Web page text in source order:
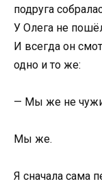
подруга
У Олега не
И всегда он
одно и то же:
— Мы же не
Мы же.
Я сначала сама